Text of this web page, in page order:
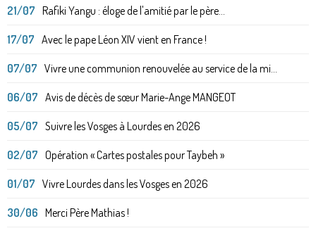
21/07 Rafiki Yangu : éloge de l'amitié par le père...
17/07 Avec le pape Léon XIV vient en France !
07/07 Vivre une communion renouvelée au service de la mi...
06/07 Avis de décès de sœur Marie-Ange MANGEOT
05/07 Suivre les Vosges à Lourdes en 2026
02/07 Opération « Cartes postales pour Taybeh »
01/07 Vivre Lourdes dans les Vosges en 2026
30/06 Merci Père Mathias !